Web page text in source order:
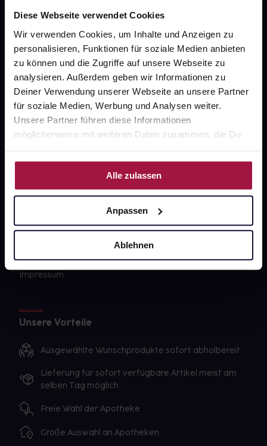
Diese Webseite verwendet Cookies
Wir verwenden Cookies, um Inhalte und Anzeigen zu
personalisieren, Funktionen für soziale Medien anbieten
zu können und die Zugriffe auf unsere Webseite zu
analysieren. Außerdem geben wir Informationen zu
Deiner Verwendung unserer Webseite an unsere Partner
für soziale Medien, Werbung und Analysen weiter.
Unsere Partner führen diese Informationen
möglicherweise mit weiteren Daten zusammen, die Du
ihnen bereitgestellt hast oder die sie im Rahmen Deiner
Nutzung der Dienste gesammelt haben.
Alle zulassen
Anpassen
Ablehnen
gesund.de
Über uns
Newsletter
Barrierefreiheitserklärung
PAYBACK
Datenschutz
Impressum
Unsere Vorteile
Ausgewählte Wunschprodukte sofort abholbereit
Lieferung für sofort verfügbare Artikel meist am
selben Tag möglich
Freie Wahl der Apotheke
Große Auswahl an Apotheken